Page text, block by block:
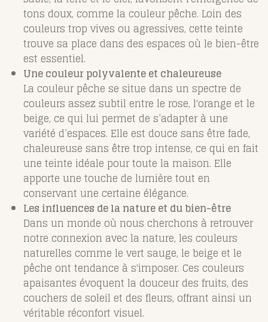
tons doux, comme la couleur pêche. Loin des
couleurs trop vives ou agressives, cette teinte
trouve sa place dans des espaces où le bien-être
est essentiel.
Une couleur polyvalente et chaleureuse
La couleur pêche se situe dans un spectre de
couleurs assez subtil entre le rose, l'orange et le
beige, ce qui lui permet de s’adapter à une
variété d’espaces. Elle est douce sans être fade,
chaleureuse sans être trop intense, ce qui en fait
une teinte idéale pour toute la maison. Elle
apporte une touche de lumière tout en
conservant une certaine élégance.
Les influences de la nature et du bien-être
Dans un monde où nous cherchons à retrouver
notre connexion avec la nature, les couleurs
naturelles comme le vert sauge, le beige et le
pêche ont tendance à s'imposer. Ces couleurs
apaisantes évoquent la douceur des fruits, des
couchers de soleil et des fleurs, offrant ainsi un
véritable réconfort visuel.